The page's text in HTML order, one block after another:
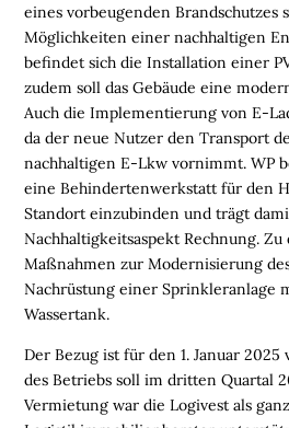
L
O
G
I
S
T
I
K
R
E
G
I
O
E
eines vorbeugenden Brandschutzes
Möglichkeiten einer nachhaltigen
befindet sich die Installation einer
zudem soll das Gebäude eine
Auch die Implementierung von E-
da der neue Nutzer den Transport
nachhaltigen E-Lkw vornimmt. WP
eine Behindertenwerkstatt für den
Standort einzubinden und trägt
Nachhaltigkeitsaspekt Rechnung.
Maßnahmen zur Modernisierung
Nachrüstung einer Sprinkleranlage
Wassertank.
Der Bezug ist für den 1. Januar
des Betriebs soll im dritten Quartal
Vermietung war die Logivest als